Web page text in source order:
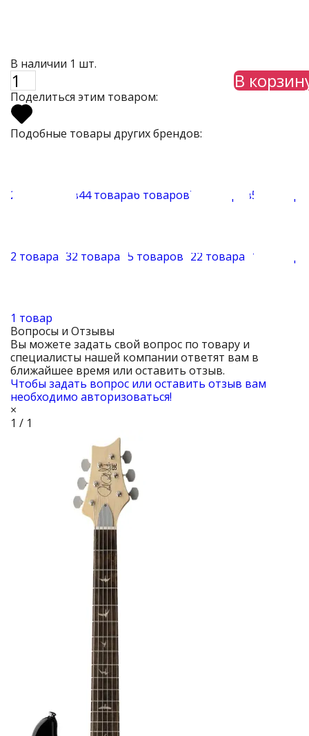
В наличии 1 шт.
В
Поделиться этим товаром:
Подобные товары других брендов:
209 товаров44 товара6 товаров75 товаров50
2 товара 32 товара 5 товаров 22 товара 13
1 товар
Вопросы и Отзывы
Вы можете задать свой вопрос по товару и
специалисты нашей компании ответят вам в
ближайшее время или оставить отзыв.
Чтобы задать вопрос или оставить отзыв вам
необходимо авторизоваться!
×
1 / 1